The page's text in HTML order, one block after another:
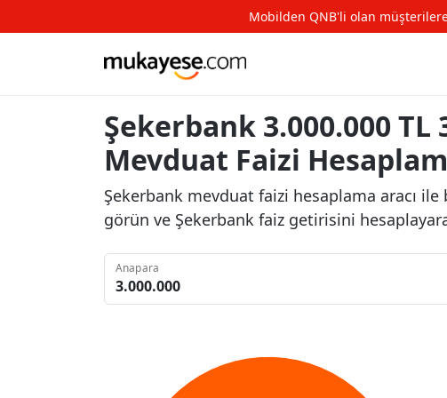
Mobilden QNB'li olan
Şekerbank 3.000.000 TL
Mevduat Faizi
Şekerbank mevduat faizi hesaplama aracı
görün ve Şekerbank faiz getirisini
Anapara